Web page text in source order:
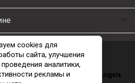
cookies для
сайта, улучшения
аналитики,
рекламы и